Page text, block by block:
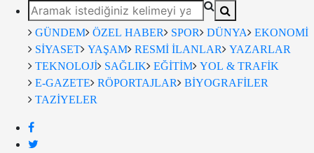
GÜNDEM ÖZEL HABER SPOR DÜNYA
EKONOMİ
SİYASET
YAŞAM RESMİ İLANLAR
YAZARLAR
TEKNOLOJİ
SAĞLIK EĞİTİM
YOL & TRAFİK
E-GAZETE
RÖPORTAJLAR
BİYOGRAFİLER
TAZİYELER